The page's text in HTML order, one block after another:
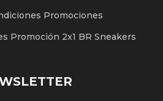
Promociones
Promoción 2x1 BR Sneakers